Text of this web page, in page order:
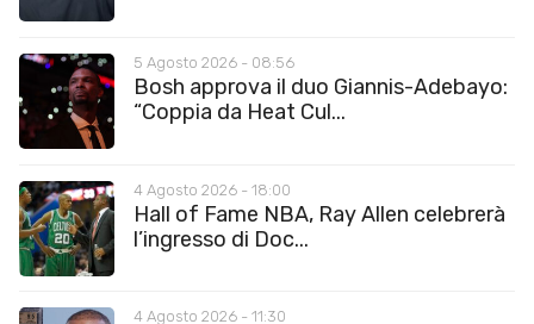
5 Agosto 2026 - 08:56
Bosh approva il duo Giannis-Adebayo:
“Coppia da Heat Cul...
4 Agosto 2026 - 18:00
Hall of Fame NBA, Ray Allen celebrerà
l’ingresso di Doc...
4 Agosto 2026 - 11:30